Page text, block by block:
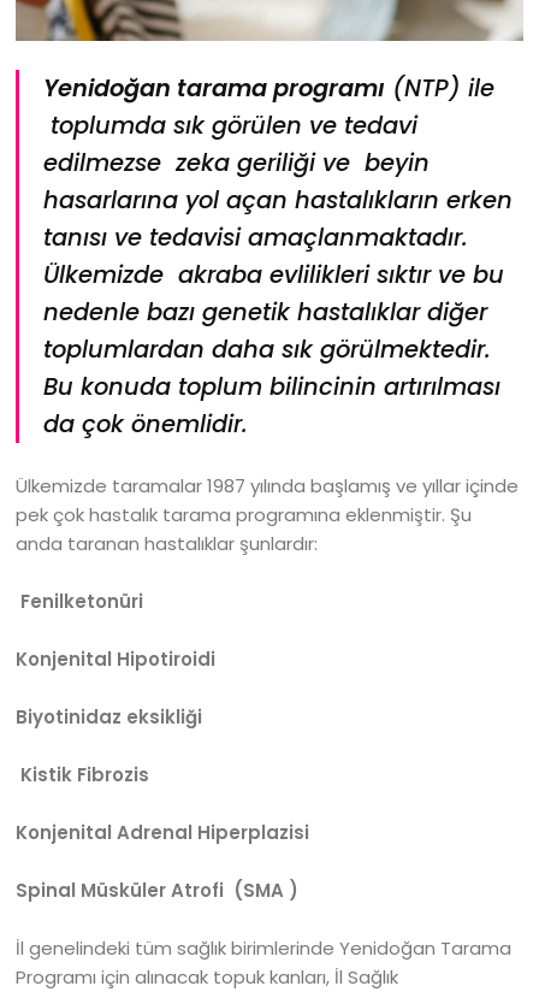
Yenidoğan tarama programı (NTP) ile
toplumda sık görülen ve tedavi
edilmezse zeka geriliği ve beyin
hasarlarına yol açan hastalıkların erken
tanısı ve tedavisi amaçlanmaktadır.
Ülkemizde akraba evlilikleri sıktır ve bu
nedenle bazı genetik hastalıklar diğer
toplumlardan daha sık görülmektedir.
Bu konuda toplum bilincinin artırılması
da çok önemlidir.
Ülkemizde taramalar 1987 yılında başlamış ve yıllar içinde
pek çok hastalık tarama programına eklenmiştir. Şu
anda taranan hastalıklar şunlardır:
Fenilketonüri
Konjenital Hipotiroidi
Biyotinidaz eksikliği
Kistik Fibrozis
Konjenital Adrenal Hiperplazisi
Spinal Müsküler Atrofi (SMA )
İl genelindeki tüm sağlık birimlerinde Yenidoğan Tarama
Programı için alınacak topuk kanları, İl Sağlık